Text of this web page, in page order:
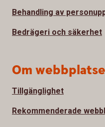
Behandling av
Bedrägeri och säkerhet
Om
Tillgänglighet
Rekommenderade